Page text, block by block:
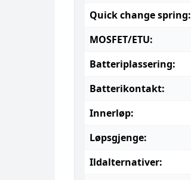
Quick change spring:
MOSFET/ETU:
Batteriplassering:
Batterikontakt:
Innerløp:
Løpsgjenge:
Ildalternativer: